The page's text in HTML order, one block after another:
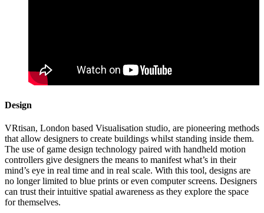
Design
VRtisan, London based Visualisation studio, are pioneering methods
that allow designers to create buildings whilst standing inside them.
The use of game design technology paired with handheld motion
controllers give designers the means to manifest what’s in their
mind’s eye in real time and in real scale. With this tool, designs are
no longer limited to blue prints or even computer screens. Designers
can trust their intuitive spatial awareness as they explore the space
for themselves.